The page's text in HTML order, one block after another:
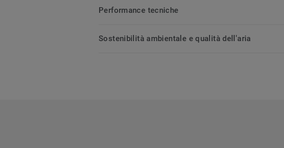
Performance tecniche
Sostenibilità ambientale e qualità dell'aria